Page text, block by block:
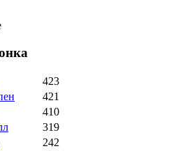
423
421
410
319
242